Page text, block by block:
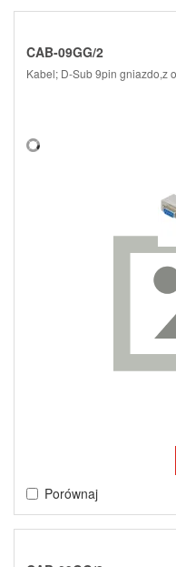
CAB-09GG/2
Kabel; D-Sub 9pin gniazdo,z
Porównaj